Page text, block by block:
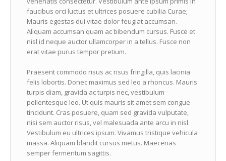
faucibus orci luctus et ultrices posuere cubilia Curae;
Mauris egestas dui vitae dolor feugiat accumsan.
Aliquam accumsan quam ac bibendum cursus. Fusce et
nisl id neque auctor ullamcorper in a tellus. Fusce non
erat vitae purus tempor pretium.
Praesent commodo risus ac risus fringilla, quis lacinia
felis lobortis. Donec maximus sed leo a rhoncus. Mauris
turpis diam, gravida ac turpis nec, vestibulum
pellentesque leo. Ut quis mauris sit amet sem congue
tincidunt. Cras posuere, quam sed gravida vulputate,
nisi sem auctor risus, vel malesuada ante arcu in nisl.
Vestibulum eu ultrices ipsum. Vivamus tristique vehicula
massa. Aliquam blandit cursus metus. Maecenas
semper fermentum sagittis.